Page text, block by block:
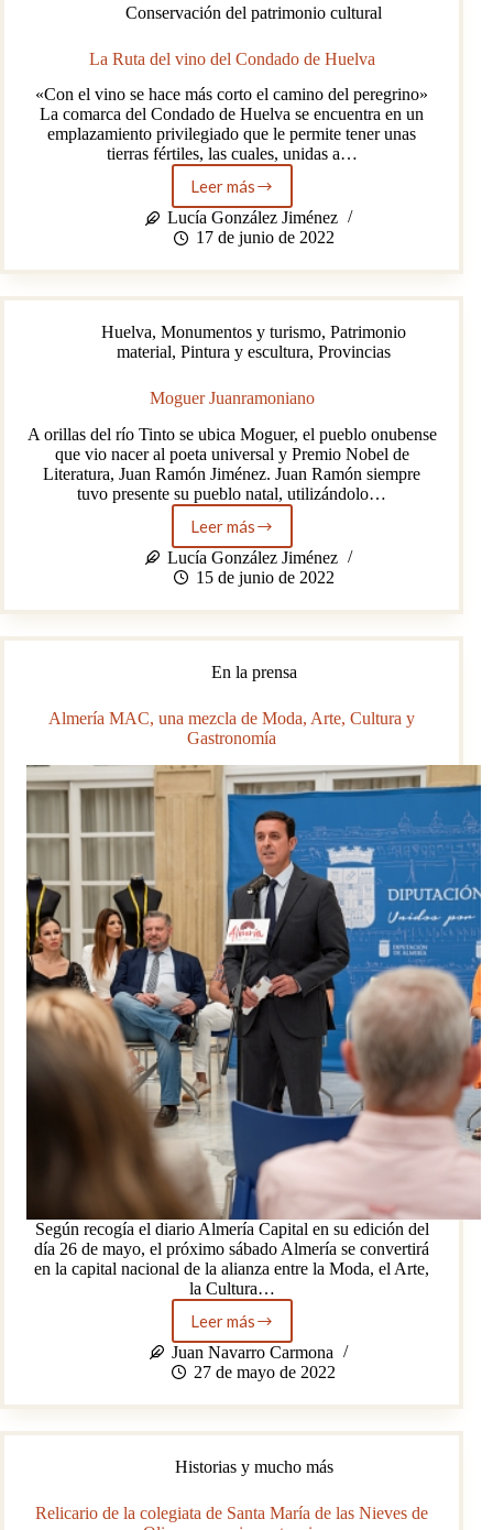
Conservación del patrimonio cultural
La Ruta del vino del Condado de Huelva
«Con el vino se hace más corto el camino del peregrino»
La comarca del Condado de Huelva se encuentra en un
emplazamiento privilegiado que le permite tener unas
tierras fértiles, las cuales, unidas a…
Leer más
La
Ruta
del
del
Condado
Huelva
Lucía González Jiménez
17 de junio de 2022
Huelva,Monumentos y turismo,Patrimonio
material,Pintura y escultura,Provincias
Moguer Juanramoniano
A orillas del río Tinto se ubica Moguer, el pueblo onubense
que vio nacer al poeta universal y Premio Nobel de
Literatura, Juan Ramón Jiménez. Juan Ramón siempre
tuvo presente su pueblo natal, utilizándolo…
Leer másMoguer
Juanramoniano
Lucía González Jiménez
15 de junio de 2022
En la prensa
Almería MAC, una mezcla de Moda, Arte, Cultura y
Gastronomía
Según recogía el diario Almería Capital en su edición del
día 26 de mayo, el próximo sábado Almería se convertirá
en la capital nacional de la alianza entre la Moda, el Arte,
la Cultura…
Leer másAlmería
MAC,
una
de
Moda,
Cultura
Gastronomía
Juan Navarro Carmona
27 de mayo de 2022
Historias y mucho más
Relicario de la colegiata de Santa María de las Nieves de